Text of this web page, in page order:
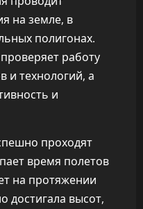
на земле, в
полигонах.
работу
и технологий, а
и
проходят
время полетов
на протяжении
достигала высот,